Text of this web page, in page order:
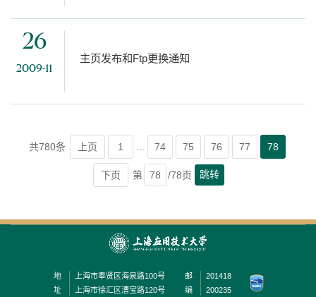
26
2009-11
主页发布和Ftp更换通知
共780条 上页 1 ... 74 75 76 77 78
下页 第 /78页 跳转
地
址
上海市奉贤区海泉路100号
上海市徐汇区漕宝路120号
邮
编
201418
200235